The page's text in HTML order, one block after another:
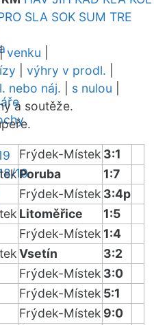
19
SLA SOK SUM TRE
venku
výhry v prodl.
nebo náj. s nulou
a soutěže.
Frýdek-Místek 3:1
Poruba
1:7
Frýdek-Místek 3:4p
Litoměřice
1:5
Frýdek-Místek 1:4
Vsetín
3:2
Frýdek-Místek 3:0
Frýdek-Místek 5:1
Frýdek-Místek 9:0